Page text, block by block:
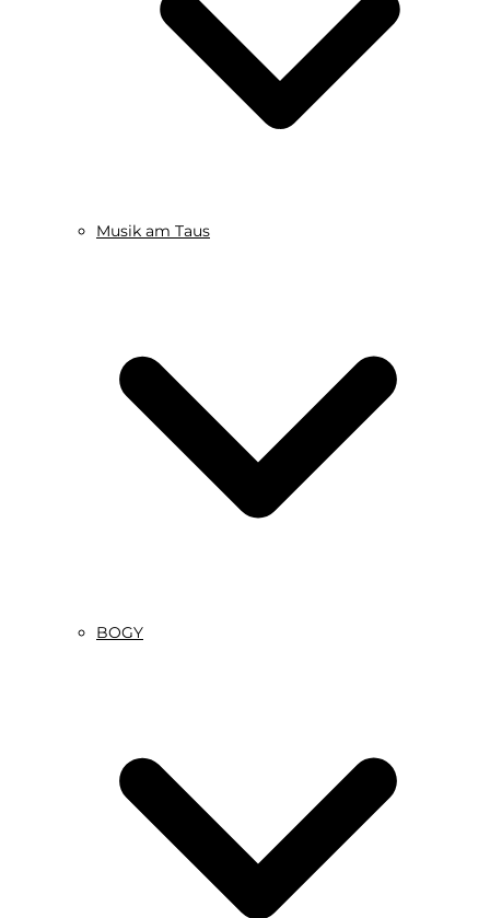
Musik am Taus
BOGY